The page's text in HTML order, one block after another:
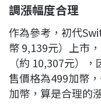
調漲幅度合理
作為參考，初代
幣 9,139元）上市
（約 10,307元）
售價格為499加幣
加幣，算是合理的